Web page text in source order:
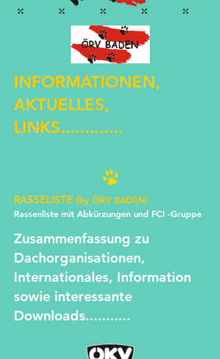
​​INFORMATIONEN,
AKTUELLES,
LINKS.............
RASSELISTE (by​ ÖRV BADEN)​
Rassenliste mit Abkürzungen und FCI -Gruppe
Zusammenfassung zu
Dachorganisationen,
Internationales, Information
sowie interessante
Downloads...........